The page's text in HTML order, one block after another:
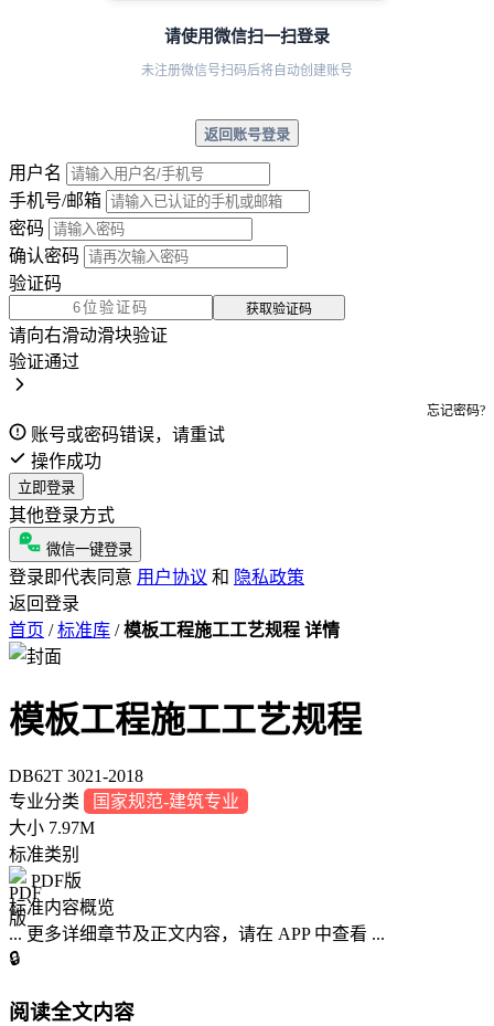
请使用微信扫一扫登录
未注册微信号扫码后将自动创建账号
返回账号登录
用户名
手机号/邮箱
密码
确认密码
验证码
获取验证码
请向右滑动滑块验证
验证通过
忘记密码?
账号或密码错误，请重试
操作成功
立即登录
其他登录方式
微信一键登录
登录即代表同意 用户协议 和 隐私政策
返回登录
首页 / 标准库 / 模板工程施工工艺规程 详情
模板工程施工工艺规程
DB62T 3021-2018
专业分类
国家规范-建筑专业
大小 7.97M
标准类别
PDF版
标准内容概览
... 更多详细章节及正文内容，请在 APP 中查看 ...
🔒
阅读全文内容